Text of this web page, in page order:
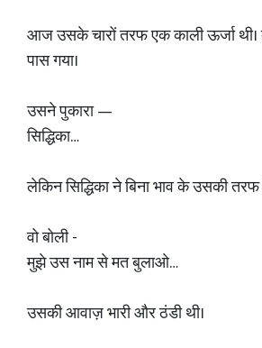
आज उसके चारों तरफ एक काली ऊर्जा
पास गया।
उसने पुकारा —
सिद्धिका…
लेकिन सिद्धिका ने बिना भाव के उसकी
वो बोली -
मुझे उस नाम से मत बुलाओ…
उसकी आवाज़ भारी और ठंडी थी।